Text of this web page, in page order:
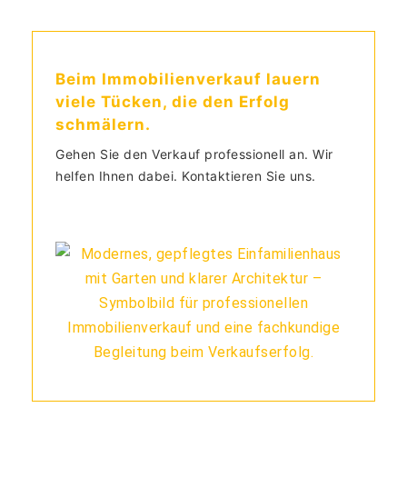
Beim Immobilienverkauf lauern
viele Tücken, die den Erfolg
schmälern.
Gehen Sie den Verkauf professionell an. Wir
helfen Ihnen dabei. Kontaktieren Sie uns.